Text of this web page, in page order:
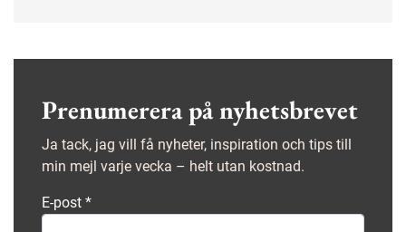
Prenumerera på nyhetsbrevet
Ja tack, jag vill få nyheter, inspiration och tips till
min mejl varje vecka – helt utan kostnad.
E-post *